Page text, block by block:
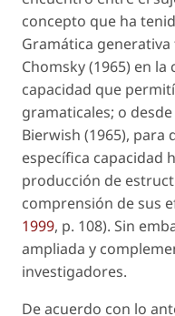
concepto que ha
Gramática
Chomsky (1965) en
capacidad que
gramaticales; o
Bierwish (1965), para
específica capacidad
producción de
comprensión de sus
1999, p. 108). Sin
ampliada y
investigadores.
De acuerdo con lo